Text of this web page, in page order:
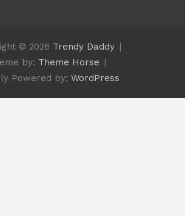
© 2026 Trendy Daddy
by: Theme Horse
Powered by: WordPress